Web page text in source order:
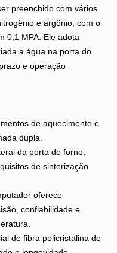
preenchido com vários
e argônio, com o
0,1 MPA. Ele adota
a água na porta do
e operação
de aquecimento e
dupla.
da porta do forno,
de sinterização
oferece
confiabilidade e
de fibra policristalina de